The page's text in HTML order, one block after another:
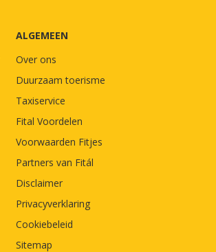
ALGEMEEN
Over ons
Duurzaam toerisme
Taxiservice
Fital Voordelen
Voorwaarden Fitjes
Partners van Fitál
Disclaimer
Privacyverklaring
Cookiebeleid
Sitemap